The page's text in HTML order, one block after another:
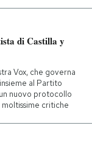
di Castilla y
Vox, che governa
al Partito
nuovo protocollo
critiche